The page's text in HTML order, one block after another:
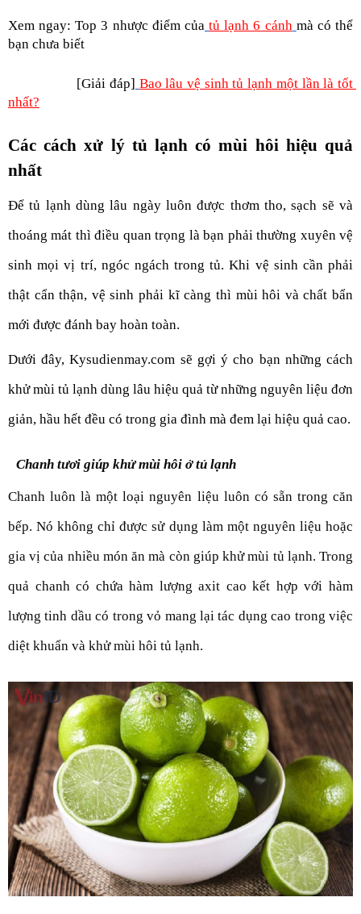
Xem ngay: Top 3 nhược điểm của tủ lạnh 6 cánh mà có thể
bạn chưa biết
[Giải đáp] Bao lâu vệ sinh tủ lạnh một lần là tốt
nhất?
Các cách xử lý tủ lạnh có mùi hôi hiệu quả
nhất
Để tủ lạnh dùng lâu ngày luôn được thơm tho, sạch sẽ và
thoáng mát thì điều quan trọng là bạn phải thường xuyên vệ
sinh mọi vị trí, ngóc ngách trong tủ. Khi vệ sinh cần phải
thật cẩn thận, vệ sinh phải kĩ càng thì mùi hôi và chất bẩn
mới được đánh bay hoàn toàn.
Dưới đây, Kysudienmay.com sẽ gợi ý cho bạn những cách
khử mùi tủ lạnh dùng lâu hiệu quả từ những nguyên liệu đơn
giản, hầu hết đều có trong gia đình mà đem lại hiệu quả cao.
Chanh tươi giúp khử mùi hôi ở tủ lạnh
Chanh luôn là một loại nguyên liệu luôn có sẵn trong căn
bếp. Nó không chỉ được sử dụng làm một nguyên liệu hoặc
gia vị của nhiều món ăn mà còn giúp khử mùi tủ lạnh. Trong
quả chanh có chứa hàm lượng axit cao kết hợp với hàm
lượng tinh dầu có trong vỏ mang lại tác dụng cao trong việc
diệt khuẩn và khử mùi hôi tủ lạnh.